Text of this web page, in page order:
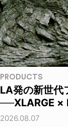
PRODUCTS
LA発の新世代
──XLARGE ×
2026.08.07